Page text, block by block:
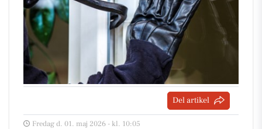
Del artikel
Fredag d. 01. maj 2026 - kl. 10:05